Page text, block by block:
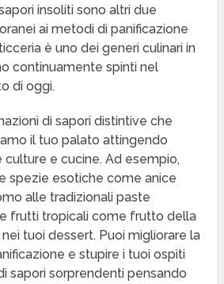
insoliti sono altri due
ai metodi di panificazione
è uno dei generi culinari in
continuamente spinti nel
di oggi.
di sapori distintive che
il tuo palato attingendo
culture e cucine. Ad esempio,
spezie esotiche come anice
alle tradizionali paste
frutti tropicali come frutto della
tuoi dessert. Puoi migliorare la
e stupire i tuoi ospiti
sapori sorprendenti pensando